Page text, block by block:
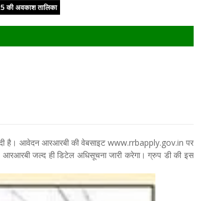
की अवकाश तालिका
दी है। आवेदन आरआरबी की वेबसाइट www.rrbapply.gov.in पर
जल्द ही डिटेल अधिसूचना जारी करेगा। ग्रुप डी की इस